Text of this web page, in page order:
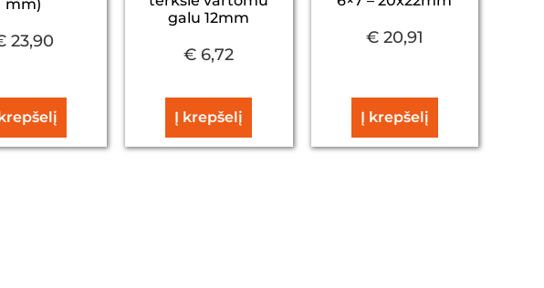
mm)
23,90
galu 12mm
€ 6,72
Į krepšelį
€20,91
Į krepšelį